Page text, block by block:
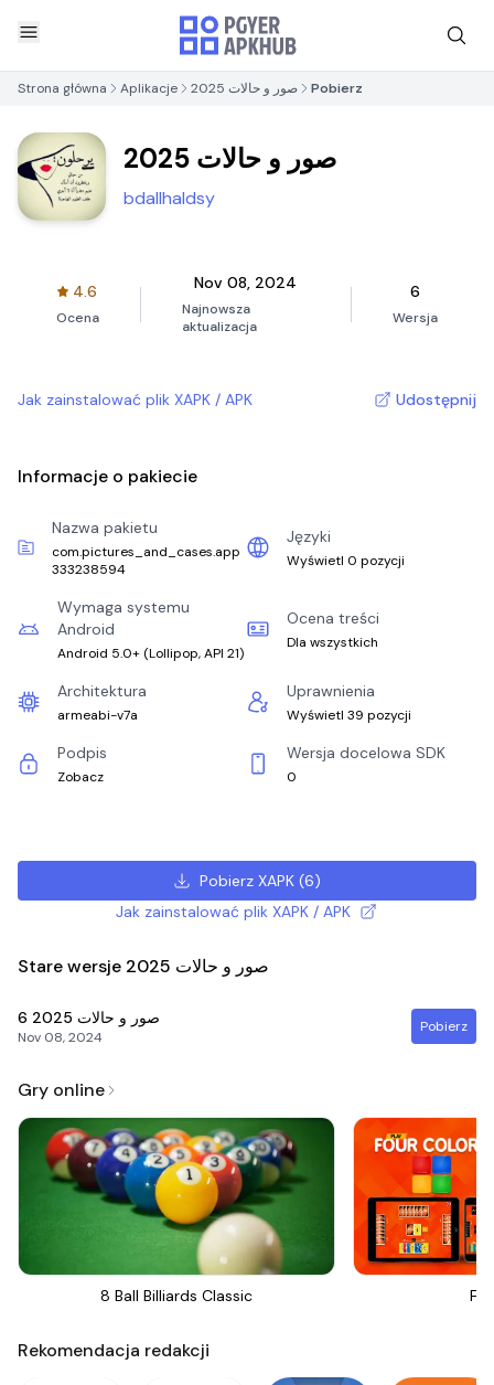
Strona główna Aplikacje صور و حالات 2025 Pobierz
صور و حالات 2025
bdallhaldsy
4.6
Ocena
Nov 08, 2024
Najnowsza
aktualizacja
6
Wersja
Jak zainstalować plik XAPK / APK Udostępnij
Informacje o pakiecie
Nazwa pakietu
com.pictures_and_cases.app
333238594
Języki
Wyświetl 0 pozycji
Wymaga systemu
Android
Android 5.0+(Lollipop, API 21)
Ocena treści
Dla wszystkich
Architektura
armeabi-v7a
Uprawnienia
Wyświetl 39 pozycji
Podpis
Zobacz
Wersja docelowa SDK
0
Pobierz XAPK(6)
Jak zainstalować plik XAPK / APK
Stare wersje صور و حالات 2025
صور و حالات 2025 6
Nov 08, 2024
Pobierz
Gry online
8 Ball Billiards Classic
Rekomendacja redakcji